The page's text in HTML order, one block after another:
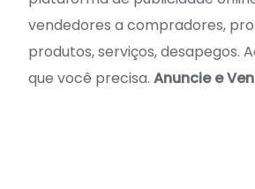
vendedores a compradores,
produtos, serviços, desapegos.
que você precisa. Anuncie e